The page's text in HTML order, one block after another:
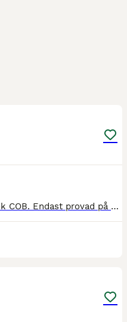
Fairfield Urbino grimma i storlek COB. Endast provad på hästen men för liten. Lite mindre i storlek